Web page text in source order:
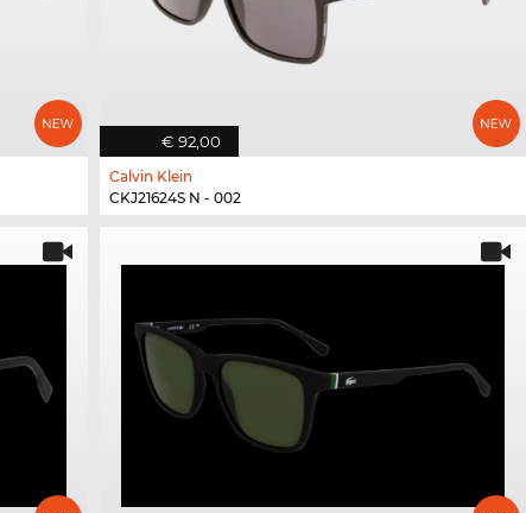
€ 92,00
Calvin Klein
CKJ21624S N - 002